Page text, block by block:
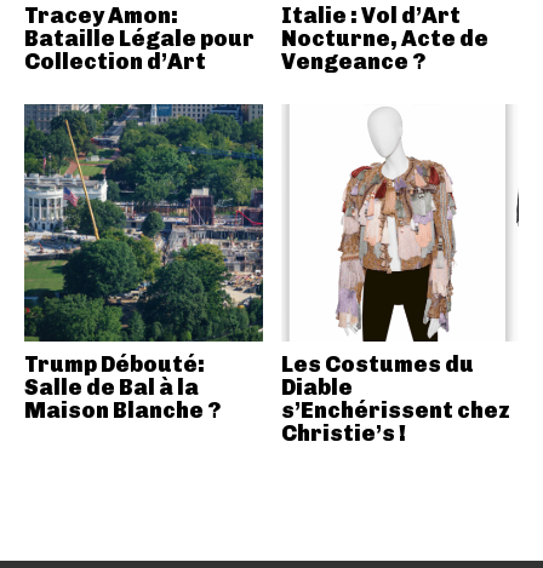
Tracey Amon:
Bataille Légale pour
Collection d’Art
Italie : Vol d’Art
Nocturne, Acte de
Vengeance ?
Trump Débouté:
Salle de Bal à la
Maison Blanche ?
Les Costumes du
Diable
s’Enchérissent chez
Christie’s !